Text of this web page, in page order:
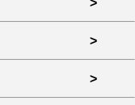
>
>